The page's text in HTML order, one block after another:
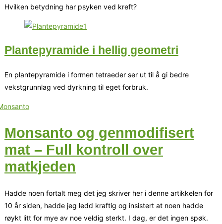
Hvilken betydning har psyken ved kreft?
Plantepyramide i hellig geometri
En plantepyramide i formen tetraeder ser ut til å gi bedre
vekstgrunnlag ved dyrkning til eget forbruk.
Monsanto og genmodifisert
mat – Full kontroll over
matkjeden
Hadde noen fortalt meg det jeg skriver her i denne artikkelen for
10 år siden, hadde jeg ledd kraftig og insistert at noen hadde
røykt litt for mye av noe veldig sterkt. I dag, er det ingen spøk.